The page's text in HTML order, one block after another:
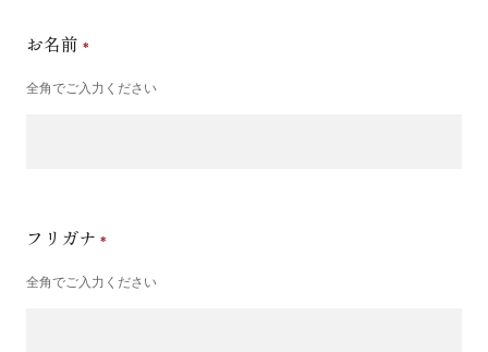
お名前
全角でご入力ください
フリガナ
全角でご入力ください